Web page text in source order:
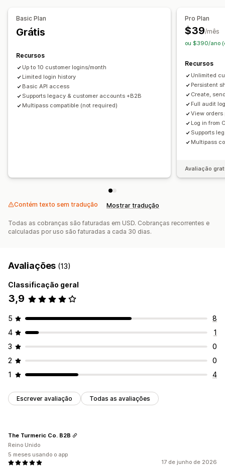
Basic Plan
Grátis
Recursos
Up to 10 customer logins/month
Limited login history
Basic API access
Supports legacy & customer accounts +B2B
Multipass compatible (not required)
Pro Plan
$39/mês
ou $390/ano
Recursos
Unlimited
Persistent
Create,
Full audit
View
Log in from
Supports
Multipass
Avaliação
Contém texto sem tradução Mostrar tradução
Todas as cobranças são faturadas em USD. Cobranças recorrentes e
calculadas por uso são faturadas a cada 30 dias.
Avaliações (13)
Classificação geral
3,9
5
8
4
1
3
0
2
0
1
4
Escrever avaliação Todas as avaliações
17 de junho de 2026
The Turmeric Co. B2B
Reino Unido
5 meses usando o app